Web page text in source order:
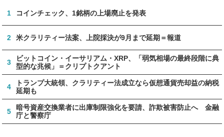
1 コインチェック、1銘柄の上場廃止を発表
2 米クラリティー法案、上院採決が9月まで延期＝報道
3
ビットコイン・イーサリアム・XRP、「弱気相場の最終段階に典
型的な兆候」＝クリプトクアント
4
トランプ大統領、クラリティー法成立なら仮想通貨売却益の納税
延期も
5
暗号資産交換業者に出庫制限強化を要請、詐欺被害防止へ 金融
庁と警察庁